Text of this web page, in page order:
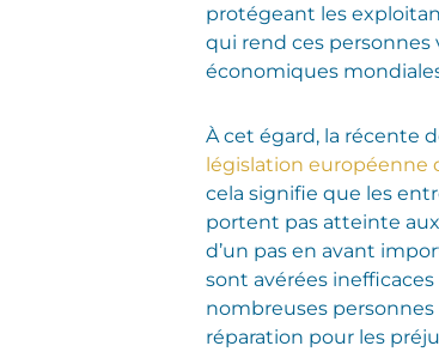
protégeant les
qui rend ces personnes
économiques
À cet égard, la récente
législation européenne
cela signifie que les
portent pas atteinte aux
d’un pas en avant
sont avérées
nombreuses personnes
réparation pour les